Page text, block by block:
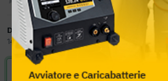
Da scican
14 Settembre 2012 in Meccatronica
VAI ALLA SOLUZIONE